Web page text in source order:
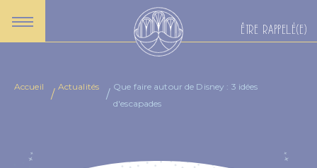
ÊTRE RAPPELÉ(E)
Accueil Actualités
Que faire autour de Disney : 3 idées
d'escapades